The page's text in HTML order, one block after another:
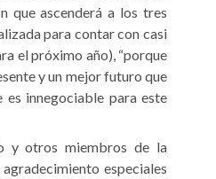
que ascenderá a los tres
para contar con casi
el próximo año), “porque
y un mejor futuro que
innegociable para este
y otros miembros de la
especiales